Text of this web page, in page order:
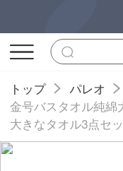
トップ
パレオ
金号バスタオル純綿
大きなタオル3点セ